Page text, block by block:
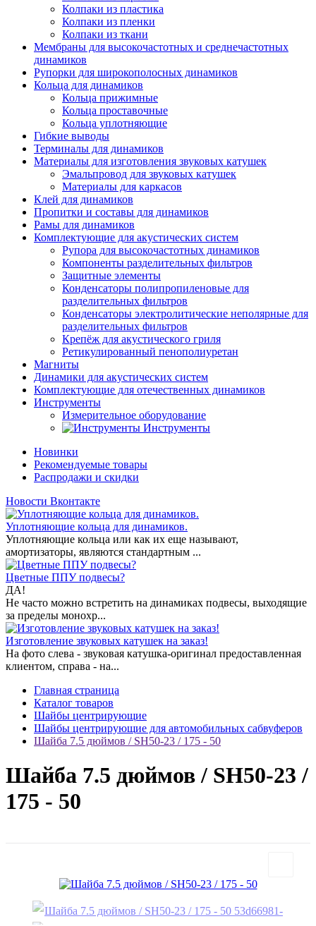
Колпаки из пластика
Колпаки из пленки
Колпаки из ткани
Мембраны для высокочастотных и среднечастотных
динамиков
Рупорки для широкополосных динамиков
Кольца для динамиков
Кольца прижимные
Кольца проставочные
Кольца уплотняющие
Гибкие выводы
Терминалы для динамиков
Материалы для изготовления звуковых катушек
Эмальпровод для звуковых катушек
Материалы для каркасов
Клей для динамиков
Пропитки и составы для динамиков
Рамы для динамиков
Комплектующие для акустических систем
Рупора для высокочастотных динамиков
Компоненты разделительных фильтров
Защитные элементы
Конденсаторы полипропиленовые для
разделительных фильтров
Конденсаторы электролитические неполярные для
разделительных фильтров
Крепёж для акустического гриля
Ретикулированный пенополиуретан
Магниты
Динамики для акустических систем
Комплектующие для отечественных динамиков
Инструменты
Измерительное оборудование
Инструменты
Новинки
Рекомендуемые товары
Распродажи и скидки
Новости Вконтакте
Уплотняющие кольца для динамиков.
Уплотняющие кольца или как их еще называют,
амортизаторы, являются стандартным ...
Цветные ППУ подвесы?
ДА!
Не часто можно встретить на динамиках подвесы, выходящие
за пределы монохр...
Изготовление звуковых катушек на заказ!
На фото слева - звуковая катушка-оригинал предоставленная
клиентом, справа - на...
Главная страница
Каталог товаров
Шайбы центрирующие
Шайбы центрирующие для автомобильных сабвуферов
Шайба 7.5 дюймов / SH50-23 / 175 - 50
Шайба 7.5 дюймов / SH50-23 /
175 - 50